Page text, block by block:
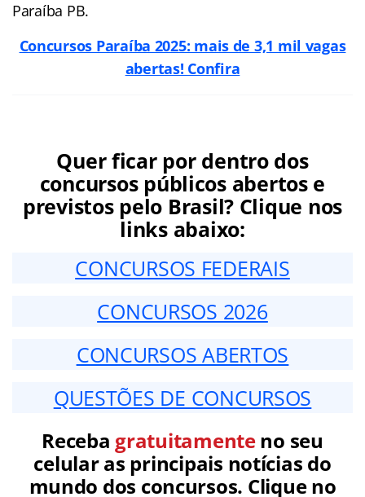
Paraíba PB.
Concursos Paraíba 2025: mais de 3,1 mil vagas
abertas! Confira
Quer ficar por dentro dos
concursos públicos abertos e
previstos pelo Brasil? Clique nos
links abaixo:
CONCURSOS FEDERAIS
CONCURSOS 2026
CONCURSOS ABERTOS
QUESTÕES DE CONCURSOS
Receba gratuitamenteno seu
celular as principais notícias do
mundo dos concursos. Clique no